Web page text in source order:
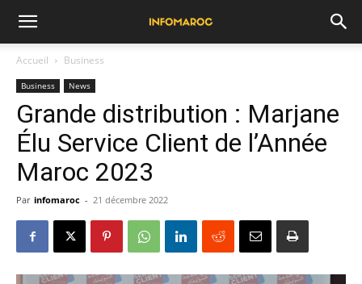
Accueil Business
Business News
Grande distribution : Marjane
Élu Service Client de l’Année
Maroc 2023
Par infomaroc - 21 décembre 2022